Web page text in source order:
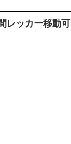
レッカー移動可